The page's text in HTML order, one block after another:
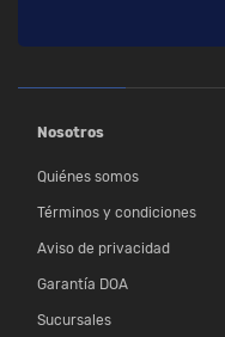
Nosotros
Quiénes somos
Términos y condiciones
Aviso de privacidad
Garantía DOA
Sucursales